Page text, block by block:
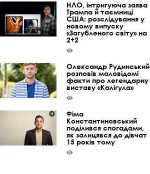
НЛО, інтригуюча заява
Трампа й таємниці
США: розслідування у
новому випуску
«Загубленого світу» на
2+2
Олександр Рудинський
розповів маловідомі
факти про легендарну
виставу «Калігула»
Фіма
Константиновський
поділився спогадами,
як залицявся до дівчат
15 років тому